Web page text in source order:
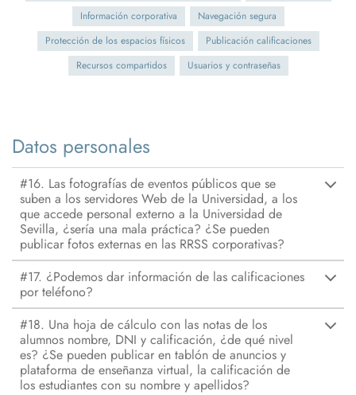
Información corporativa
Navegación segura
Protección de los espacios físicos
Publicación calificaciones
Recursos compartidos
Usuarios y contraseñas
Datos personales
#16. Las fotografías de eventos públicos que se
suben a los servidores Web de la Universidad, a los
que accede personal externo a la Universidad de
Sevilla, ¿sería una mala práctica? ¿Se pueden
publicar fotos externas en las RRSS corporativas?
#17. ¿Podemos dar información de las calificaciones
por teléfono?
#18. Una hoja de cálculo con las notas de los
alumnos nombre, DNI y calificación, ¿de qué nivel
es? ¿Se pueden publicar en tablón de anuncios y
plataforma de enseñanza virtual, la calificación de
los estudiantes con su nombre y apellidos?